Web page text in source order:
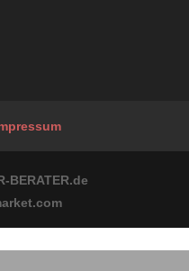
BERATER.de